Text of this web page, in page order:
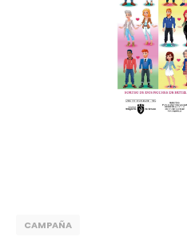
CAMPAÑA